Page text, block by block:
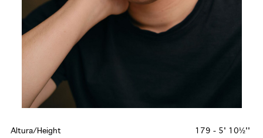
Altura/Height
179 - 5' 10½''